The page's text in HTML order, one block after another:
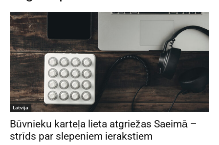
Latvija
Būvnieku karteļa lieta atgriežas Saeimā –
strīds par slepeniem ierakstiem